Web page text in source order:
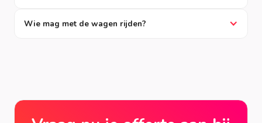
Wie mag met de wagen rijden?